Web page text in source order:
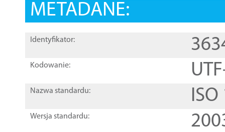
METADANE:
Identyfikator:
Kodowanie:
Nazwa standardu:
Wersja standardu: